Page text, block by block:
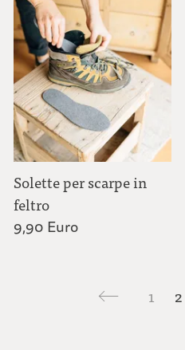
Solette per scarpe in
feltro
9,90 Euro
1 2